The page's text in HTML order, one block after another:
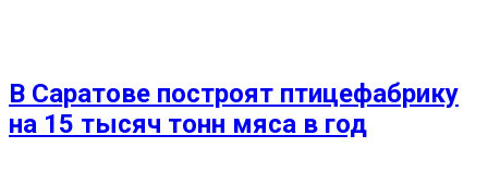
В Саратове построят птицефабрику
на 15 тысяч тонн мяса в год